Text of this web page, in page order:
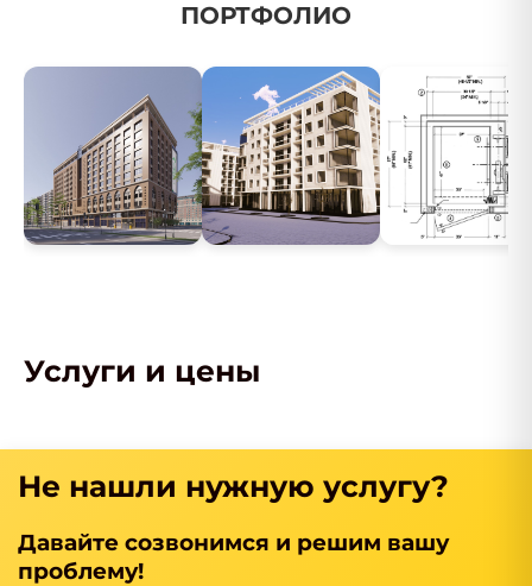
ПОРТФОЛИО
Услуги и цены
Не нашли нужную услугу?
Давайте созвонимся и решим вашу
проблему!